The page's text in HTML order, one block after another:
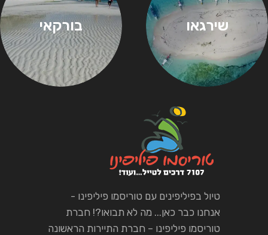
שירגאו בורקאי
טיול בפיליפינים עם טוריסמו פיליפינו -
אנחנו כבר כאן... מה לא תבואו?! חברת
טוריסמו פיליפינו – חברת התיירות הראשונה